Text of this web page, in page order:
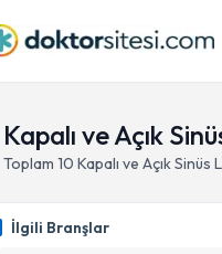
Kapalı ve Açık
Toplam 10 Kapalı ve Açık
İlgili Branşlar